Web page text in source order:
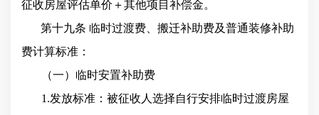
征收房屋评估单价＋其他项目补偿金。
第十九条 临时过渡费、搬迁补助费及普通装修补助
费计算标准：
（一）临时安置补助费
1.发放标准：被征收人选择自行安排临时过渡房屋